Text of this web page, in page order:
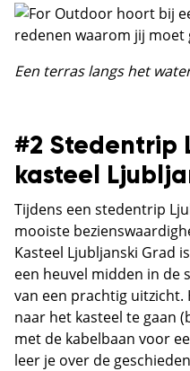
Een terras langs het
#2 Stedentrip
kasteel
Tijdens een stedentrip
mooiste
Kasteel Ljubljanski Grad
een heuvel midden in de
van een prachtig
naar het kasteel te gaan
met de kabelbaan voor
leer je over de